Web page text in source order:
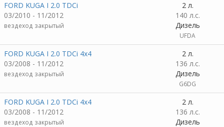
FORD KUGA I 2.0 TDCi
03/2010 - 11/2012
вездеход закрытый
2 л.
140 л.с.
Дизель
UFDA
FORD KUGA I 2.0 TDCi 4x4
03/2008 - 11/2012
вездеход закрытый
2 л.
136 л.с.
Дизель
G6DG
FORD KUGA I 2.0 TDCi 4x4
03/2008 - 11/2012
вездеход закрытый
2 л.
136 л.с.
Дизель